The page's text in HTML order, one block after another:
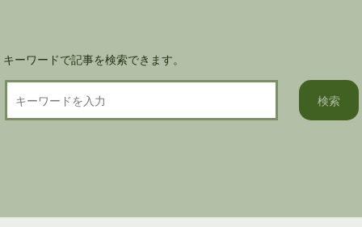
キーワードで記事を検索できます。